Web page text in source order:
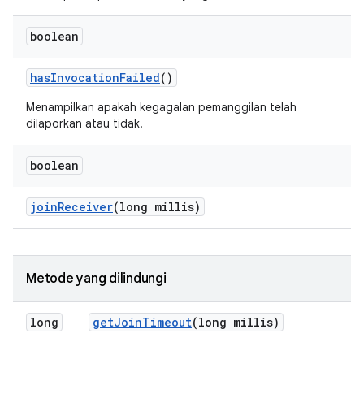
boolean
hasInvocationFailed()
Menampilkan apakah kegagalan pemanggilan telah
dilaporkan atau tidak.
boolean
joinReceiver(long millis)
Metode yang dilindungi
long getJoinTimeout(long millis)